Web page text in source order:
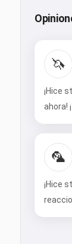
🦄
¡Hice
ahora!
🦜
¡Hice